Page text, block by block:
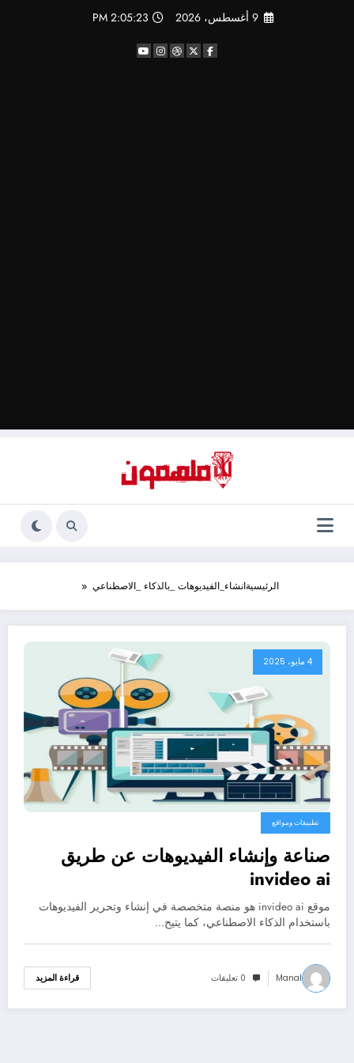
9 أغسطس، 2026 2:05:23 PM
الرئيسيةانشاء_الفيديوهات _بالذكاء _الاصطناعي
4 مايو، 2025
تطبيقات ومواقع
صناعة وإنشاء الفيديوهات عن طريق
invideo ai
موقع invideo ai هو منصة متخصصة في إنشاء وتحرير الفيديوهات
باستخدام الذكاء الاصطناعي، كما يتيح…
Manal 0 تعليقات قراءة المزيد